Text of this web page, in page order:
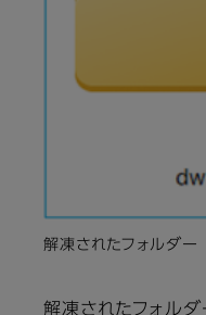
解凍されたフォルダー
解凍されたフォルダ